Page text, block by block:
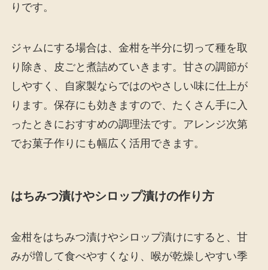
りです。
ジャムにする場合は、金柑を半分に切って種を取
り除き、皮ごと煮詰めていきます。甘さの調節が
しやすく、自家製ならではのやさしい味に仕上が
ります。保存にも効きますので、たくさん手に入
ったときにおすすめの調理法です。アレンジ次第
でお菓子作りにも幅広く活用できます。
はちみつ漬けやシロップ漬けの作り方
金柑をはちみつ漬けやシロップ漬けにすると、甘
みが増して食べやすくなり、喉が乾燥しやすい季